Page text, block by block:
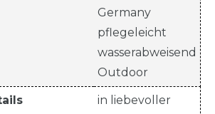
Germany
pflegeleicht
wasserabweisend
Outdoor
in liebevoller